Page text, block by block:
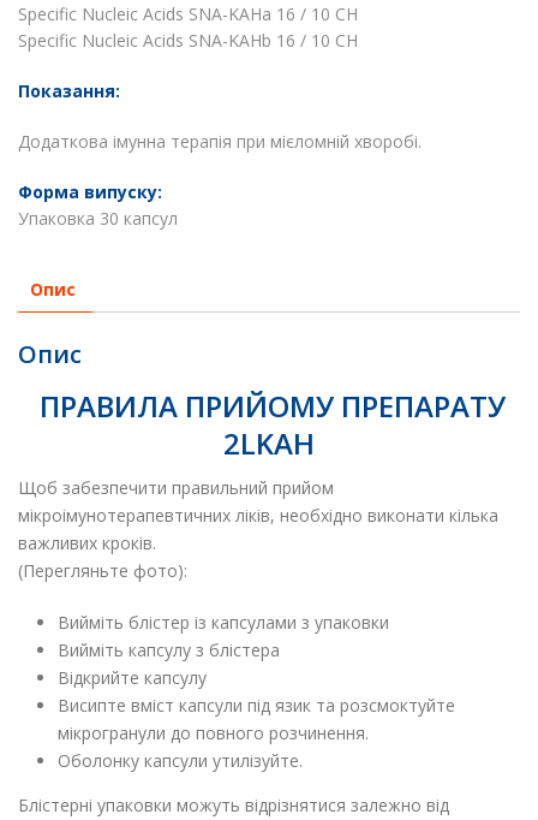
Specific Nucleic Acids SNA-KAHa 16 / 10 CH
Specific Nucleic Acids SNA-KAHb 16 / 10 CH
Показання:
Додаткова імунна терапія при мієломній хворобі.
Форма випуску:
Упаковка 30 капсул
Опис
Опис
ПРАВИЛА ПРИЙОМУ ПРЕПАРАТУ
2LKAH
Щоб забезпечити правильний прийом
мікроімунотерапевтичних ліків, необхідно виконати кілька
важливих кроків.
(Перегляньте фото):
Вийміть блістер із капсулами з упаковки
Вийміть капсулу з блістера
Відкрийте капсулу
Висипте вміст капсули під язик та розсмоктуйте
мікрогранули до повного розчинення.
Оболонку капсули утилізуйте.
Блістерні упаковки можуть відрізнятися залежно від